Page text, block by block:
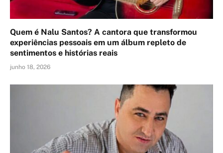
Quem é Nalu Santos? A cantora que transformou
experiências pessoais em um álbum repleto de
sentimentos e histórias reais
junho 18, 2026